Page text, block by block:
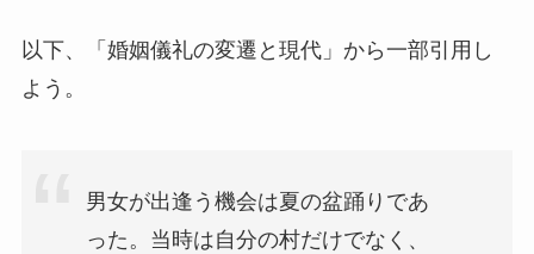
以下、「婚姻儀礼の変遷と現代」から一部引用し
よう。
男女が出逢う機会は夏の盆踊りであ
った。当時は自分の村だけでなく、